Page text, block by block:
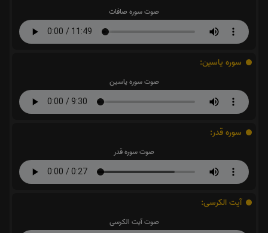
صوت سوره صافات
سوره یاسین:
صوت سوره یاسین
سوره قدر:
صوت سوره قدر
آیت الکرسی:
صوت آیت الکرسی